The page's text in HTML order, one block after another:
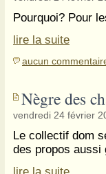
Pourquoi? Pour
lire la suite
aucun
Nègre des
vendredi 24 février
Le collectif dom
des propos aussi